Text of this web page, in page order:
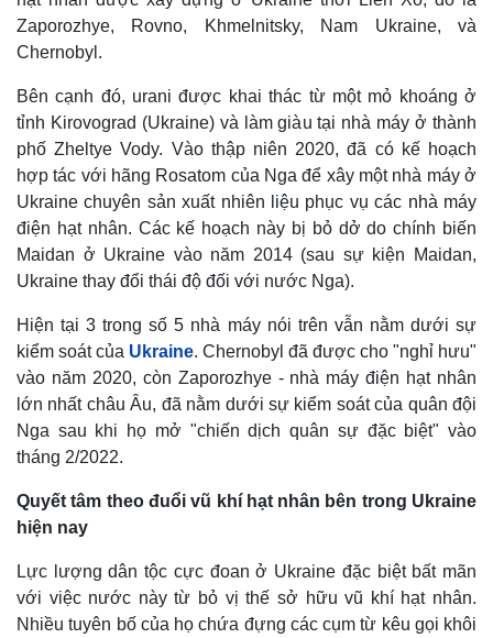
Zaporozhye, Rovno, Khmelnitsky, Nam Ukraine, và
Chernobyl.
Bên cạnh đó, urani được khai thác từ một mỏ khoáng ở
tỉnh Kirovograd (Ukraine) và làm giàu tại nhà máy ở thành
phố Zheltye Vody. Vào thập niên 2020, đã có kế hoạch
hợp tác với hãng Rosatom của Nga để xây một nhà máy ở
Ukraine chuyên sản xuất nhiên liệu phục vụ các nhà máy
điện hạt nhân. Các kế hoạch này bị bỏ dở do chính biến
Maidan ở Ukraine vào năm 2014 (sau sự kiện Maidan,
Ukraine thay đổi thái độ đối với nước Nga).
Hiện tại 3 trong số 5 nhà máy nói trên vẫn nằm dưới sự
kiểm soát của Ukraine. Chernobyl đã được cho "nghỉ hưu"
vào năm 2020, còn Zaporozhye - nhà máy điện hạt nhân
lớn nhất châu Âu, đã nằm dưới sự kiểm soát của quân đội
Nga sau khi họ mở "chiến dịch quân sự đặc biệt" vào
tháng 2/2022.
Quyết tâm theo đuổi vũ khí hạt nhân bên trong Ukraine
hiện nay
Lực lượng dân tộc cực đoan ở Ukraine đặc biệt bất mãn
với việc nước này từ bỏ vị thế sở hữu vũ khí hạt nhân.
Nhiều tuyên bố của họ chứa đựng các cụm từ kêu gọi khôi